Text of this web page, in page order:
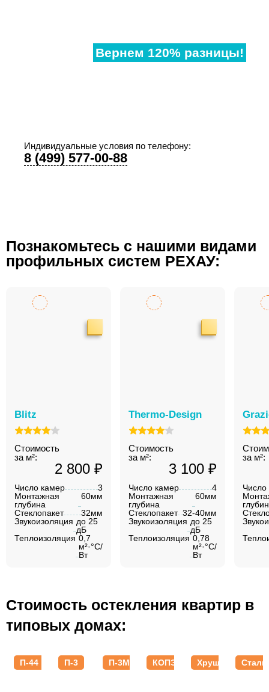
Вернем 120% разницы!
Индивидуальные условия по телефону:
8 (499) 577-00-88
Познакомьтесь с нашими видами
профильных систем РЕХАУ:
Blitz
Стоимость
за м²:
2 800 ₽
Число камер
3
Монтажная
глубина
60мм
Стеклопакет
32мм
Звукоизоляция до 25
дБ
Теплоизоляция 0,7
м²·°C/
Вт
Thermo-Design
Стоимость
за м²:
3 100 ₽
Число камер
4
Монтажная
глубина
60мм
Стеклопакет 32-40мм
Звукоизоляция до 25
дБ
Теплоизоляция 0,78
м²·°C/
Вт
за м²:
Число
Стоимость остекления квартир в
типовых домах:
П-44 П-3 П-3М КОПЭ Хрущевки